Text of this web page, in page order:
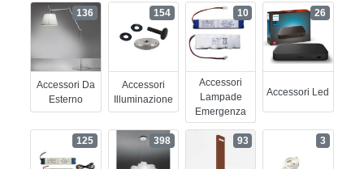
Accessori Da
Esterno
136
Accessori
Illuminazione
154
Accessori
Lampade
Emergenza
10
Accessori Led
26
125 398 93 3